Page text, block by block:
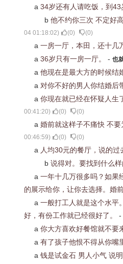
a 34岁还有人请吃饭，到
b 他不约你三次 不定好
04 01:18:02) (0) (0)
a 一房一厅，本田，还十几
a 36岁只有一房一厅。 - 也
a 他现在是最大方的时候结
a 对你不好的男人你结婚后
a 你现在就已经在怀疑人生
00:41:20) (0) (0)
a 婚前就这样子不痛快 不
00:46:59) (0) (0)
a 人均30元的餐厅，说的过
b 说得对。要找到什么
a 一年十几万很多吗？如果
的展示给你，让你去选择。婚
a 一般打工人就是这个水平
好，有份工作就已经很好了。 -
a 你大方喜欢好餐馆就不要
a 有了孩子他恨不得从你嘴
a 钱是试金石 男人小气 说